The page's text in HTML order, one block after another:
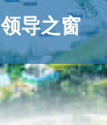
领导之窗